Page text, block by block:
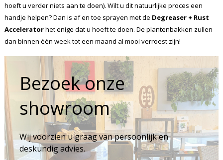
hoeft u verder niets aan te doen). Wilt u dit natuurlijke proces een
handje helpen? Dan is af en toe sprayen met de Degreaser + Rust
Acceleratorhet enige dat u hoeft te doen. De plantenbakken zullen
dan binnen één week tot een maand al mooi verroest zijn!
Bezoek onze
showroom
Wij voorzien u graag van persoonlijk en
deskundig advies.